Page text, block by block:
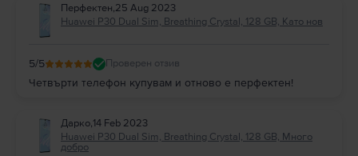
Перфектен,25 Aug 2023
Huawei P30 Dual Sim, Breathing Crystal, 128 GB, Като нов
5/5 Проверен отзив
Четвърти телефон купувам и отново е перфектен!
Дарко,14 Feb 2023
Huawei P30 Dual Sim, Breathing Crystal, 128 GB, Много
добро